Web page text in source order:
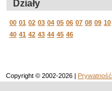
Działy
00 01 02 03 04 05 06 07 08 09 10
40 41 42 43 44 45 46
Copyright © 2002-2026 | Prywatność